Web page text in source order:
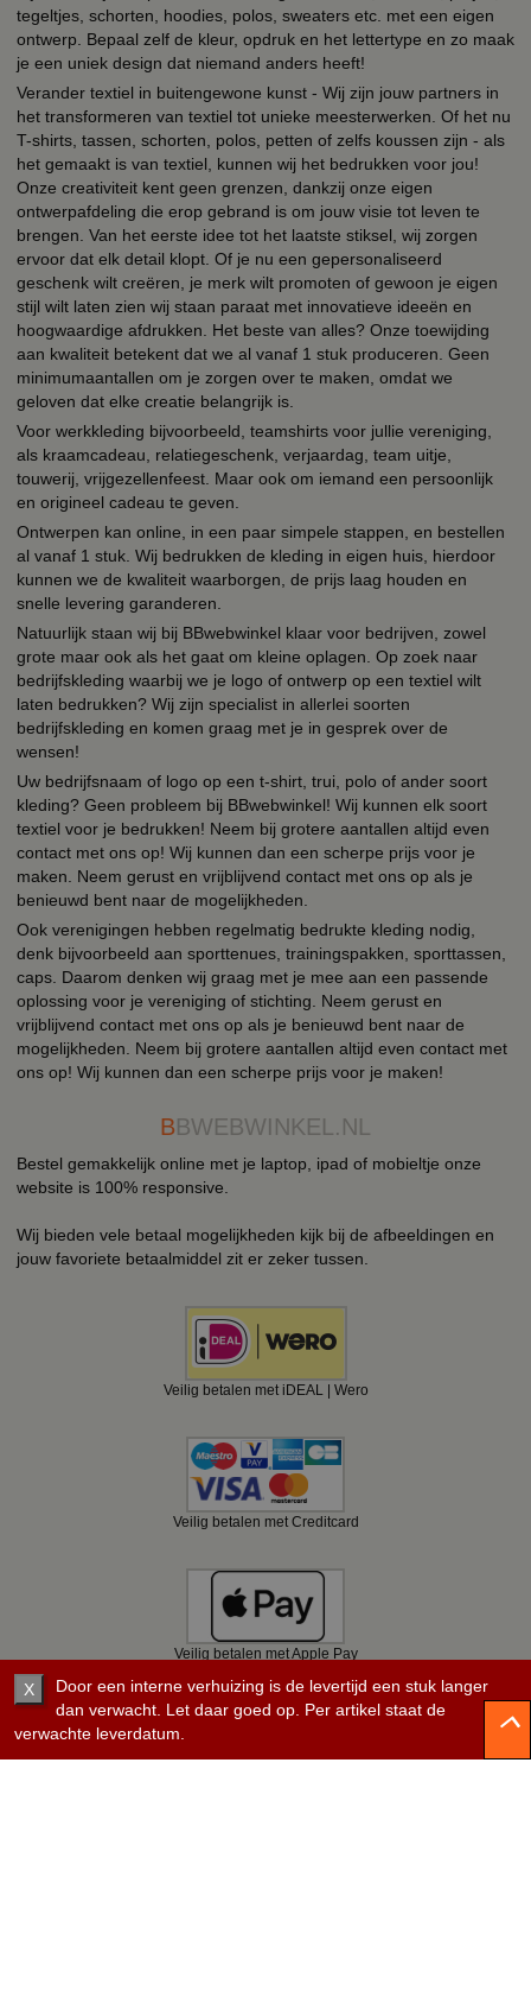
tegeltjes, schorten, hoodies, polos, sweaters etc. met een eigen
ontwerp. Bepaal zelf de kleur, opdruk en het lettertype en zo maak
je een uniek design dat niemand anders heeft!
Verander textiel in buitengewone kunst - Wij zijn jouw partners in
het transformeren van textiel tot unieke meesterwerken. Of het nu
T-shirts, tassen, schorten, polos, petten of zelfs koussen zijn - als
het gemaakt is van textiel, kunnen wij het bedrukken voor jou!
Onze creativiteit kent geen grenzen, dankzij onze eigen
ontwerpafdeling die erop gebrand is om jouw visie tot leven te
brengen. Van het eerste idee tot het laatste stiksel, wij zorgen
ervoor dat elk detail klopt. Of je nu een gepersonaliseerd
geschenk wilt creëren, je merk wilt promoten of gewoon je eigen
stijl wilt laten zien wij staan paraat met innovatieve ideeën en
hoogwaardige afdrukken. Het beste van alles? Onze toewijding
aan kwaliteit betekent dat we al vanaf 1 stuk produceren. Geen
minimumaantallen om je zorgen over te maken, omdat we
geloven dat elke creatie belangrijk is.
Voor werkkleding bijvoorbeeld, teamshirts voor jullie vereniging,
als kraamcadeau, relatiegeschenk, verjaardag, team uitje,
touwerij, vrijgezellenfeest. Maar ook om iemand een persoonlijk
en origineel cadeau te geven.
Ontwerpen kan online, in een paar simpele stappen, en bestellen
al vanaf 1 stuk. Wij bedrukken de kleding in eigen huis, hierdoor
kunnen we de kwaliteit waarborgen, de prijs laag houden en
snelle levering garanderen.
Natuurlijk staan wij bij BBwebwinkel klaar voor bedrijven, zowel
grote maar ook als het gaat om kleine oplagen. Op zoek naar
bedrijfskleding waarbij we je logo of ontwerp op een textiel wilt
laten bedrukken? Wij zijn specialist in allerlei soorten
bedrijfskleding en komen graag met je in gesprek over de
wensen!
Uw bedrijfsnaam of logo op een t-shirt, trui, polo of ander soort
kleding? Geen probleem bij BBwebwinkel! Wij kunnen elk soort
textiel voor je bedrukken! Neem bij grotere aantallen altijd even
contact met ons op! Wij kunnen dan een scherpe prijs voor je
maken. Neem gerust en vrijblijvend contact met ons op als je
benieuwd bent naar de mogelijkheden.
Ook verenigingen hebben regelmatig bedrukte kleding nodig,
denk bijvoorbeeld aan sporttenues, trainingspakken, sporttassen,
caps. Daarom denken wij graag met je mee aan een passende
oplossing voor je vereniging of stichting. Neem gerust en
vrijblijvend contact met ons op als je benieuwd bent naar de
mogelijkheden. Neem bij grotere aantallen altijd even contact met
ons op! Wij kunnen dan een scherpe prijs voor je maken!
BBWEBWINKEL.NL
Bestel gemakkelijk online met je laptop, ipad of mobieltje onze
website is 100% responsive.
Wij bieden vele betaal mogelijkheden kijk bij de afbeeldingen en
jouw favoriete betaalmiddel zit er zeker tussen.
Veilig betalen met iDEAL | Wero
Veilig betalen met Creditcard
Veilig betalen met Apple Pay
X
Door een interne verhuizing is de levertijd een stuk langer
dan verwacht. Let daar goed op. Per artikel staat de
verwachte leverdatum.